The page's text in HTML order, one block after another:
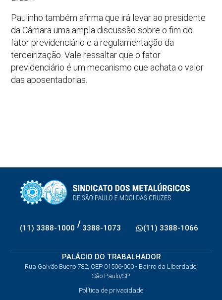
Paulinho também afirma que irá levar ao presidente
da Câmara uma ampla discussão sobre o fim do
fator previdenciário e a regulamentação da
terceirização. Vale ressaltar que o fator
previdenciário é um mecanismo que achata o valor
das aposentadorias.
(11) 3388-1000 / 3388-1073 (11) 3388-1066
PALÁCIO DO TRABALHADOR
Rua Galvão Bueno 782, CEP 01506-000 - Bairro da Liberdade,
São Paulo/SP
Política de privacidade